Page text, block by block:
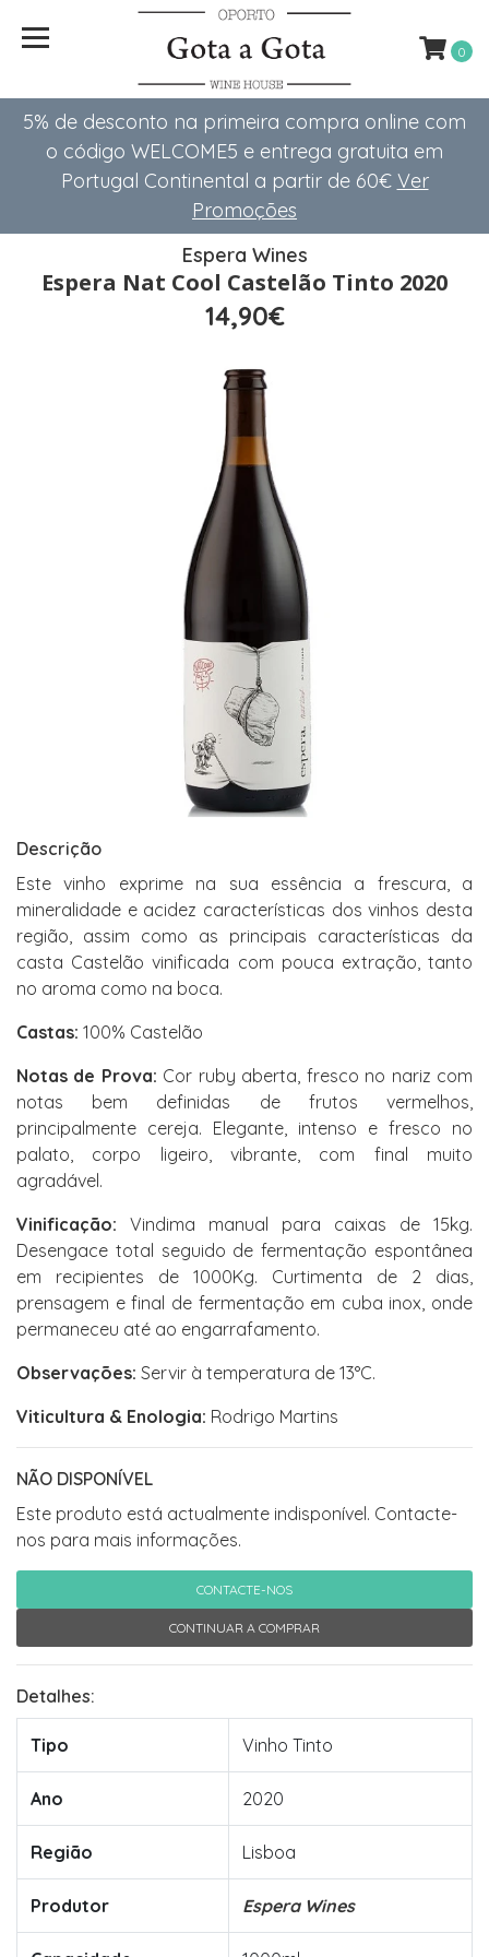
5% de desconto na primeira compra online com
o código WELCOME5 e entrega gratuita em
Portugal Continental a partir de 60€ Ver
Promoções
0
Espera Wines
Espera Nat Cool Castelão Tinto 2020
14,90€
Descrição
Este vinho exprime na sua essência a frescura, a
mineralidade e acidez características dos vinhos desta
região, assim como as principais características da
casta Castelão vinificada com pouca extração, tanto
no aroma como na boca.
Castas: 100% Castelão
Notas de Prova: Cor ruby aberta, fresco no nariz com
notas bem definidas de frutos vermelhos,
principalmente cereja. Elegante, intenso e fresco no
palato, corpo ligeiro, vibrante, com final muito
agradável.
Vinificação: Vindima manual para caixas de 15kg.
Desengace total seguido de fermentação espontânea
em recipientes de 1000Kg. Curtimenta de 2 dias,
prensagem e final de fermentação em cuba inox, onde
permaneceu até ao engarrafamento.
Observações: Servir à temperatura de 13°C.
Viticultura & Enologia: Rodrigo Martins
NÃO DISPONÍVEL
Este produto está actualmente indisponível. Contacte-
nos para mais informações.
CONTACTE-NOS
CONTINUAR A COMPRAR
Detalhes:
Tipo Vinho Tinto
Ano 2020
Região Lisboa
Produtor Espera Wines